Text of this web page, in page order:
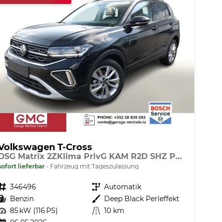
T-Cross
DSG Matrix 2ZKlima PrivG KAM R2D SHZ PDC
lieferbar Fahrzeug mit Tageszulassung
Fahrzeugnr. 346496 Getriebe Automatik
Kraftstoff Benzin Außenfarbe Deep Black Perleffekt
Leistung 85 kW (116 PS) Kilometerstand 10 km